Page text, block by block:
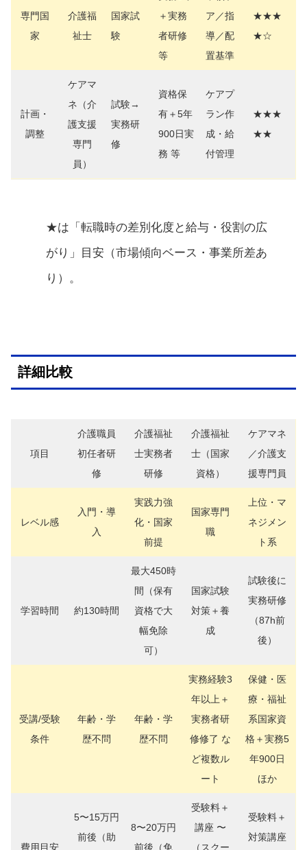
専門国
家
介護福
祉士
国家試
験
＋実務
者研修
等
ア／指
導／配
置基準
★★★
★☆
計画・
調整
ケアマ
ネ（介
護支援
専門
員）
試験→
実務研
修
資格保
有＋5年
900日実
務 等
ケアプ
ラン作
成・給
付管理
★★★
★★
★は「転職時の差別化度と給与・役割の広
がり」目安（市場傾向ベース・事業所差あ
り）。
詳細比較
項目
介護職員
初任者研
修
介護福祉
士実務者
研修
介護福祉
士（国家
資格）
ケアマネ
／介護支
援専門員
レベル感
入門・導
入
実践力強
化・国家
前提
国家専門
職
上位・マ
ネジメン
ト系
学習時間 約130時間
最大450時
間（保有
資格で大
幅免除
可）
国家試験
対策＋養
成
試験後に
実務研修
（87h前
後）
受講/受験
条件
年齢・学
歴不問
年齢・学
歴不問
実務経験3
年以上＋
実務者研
修修了 な
ど複数ル
ート
保健・医
療・福祉
系国家資
格＋実務5
年900日
ほか
費用目安
5〜15万円
前後（助
8〜20万円
前後（免
受験料＋
講座 〜
（スクー
受験料＋
対策講座